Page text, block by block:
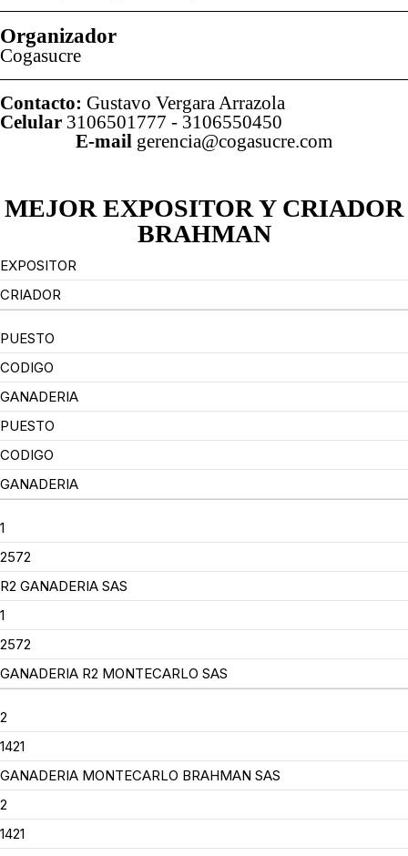
Organizador
Cogasucre
Contacto: Gustavo Vergara Arrazola
Celular 3106501777 - 3106550450
E-mail gerencia@cogasucre.com
MEJOR EXPOSITOR Y CRIADOR
BRAHMAN
EXPOSITOR
CRIADOR
PUESTO
CODIGO
GANADERIA
PUESTO
CODIGO
GANADERIA
1
2572
R2 GANADERIA SAS
1
2572
GANADERIA R2 MONTECARLO SAS
2
1421
GANADERIA MONTECARLO BRAHMAN SAS
2
1421